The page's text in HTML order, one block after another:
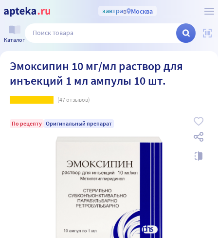
завтрав Москва
Каталог
Эмоксипин 10 мг/мл раствор для
инъекций 1 мл ампулы 10 шт.
(47отзывов)
По рецепту Оригинальный препарат